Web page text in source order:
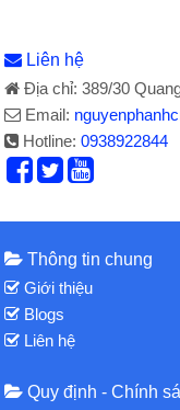
Liên hệ
Địa chỉ: 389/30
Email:
Hotline:0938922844
Thông tin chung
Giới thiệu
Blogs
Liên hệ
Quy định - Chính